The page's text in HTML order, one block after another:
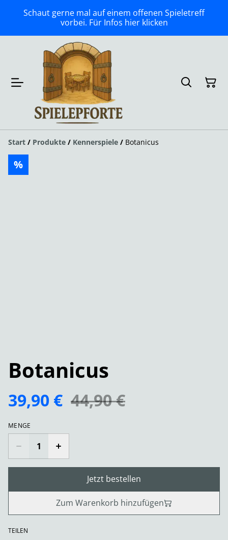
Schaut gerne mal auf einem offenen Spieletreff
vorbei. Für Infos hier klicken
Start / Produkte / Kennerspiele / Botanicus
%
Botanicus
39,90 € 44,90 €
MENGE
Jetzt bestellen
Zum Warenkorb hinzufügen
TEILEN